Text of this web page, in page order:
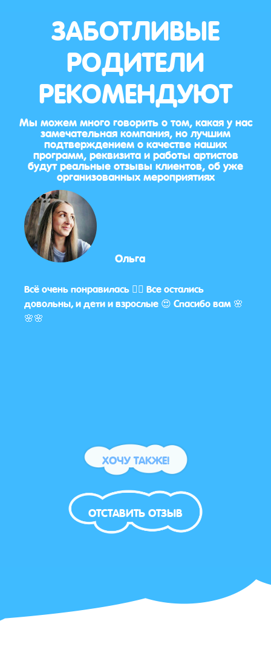
ЗАБОТЛИВЫЕ
РОДИТЕЛИ
РЕКОМЕНДУЮТ
Мы можем много говорить о том, какая у нас
замечательная компания, но лучшим
подтверждением о качестве наших
программ, реквизита и работы артистов
будут реальные отзывы клиентов, об уже
организованных мероприятиях
Ольга
Всё очень понравилась 👌🏼 Все остались
довольны, и дети и взрослые 😍 Спасибо вам 🌸
🌸🌸
ХОЧУ ТАКЖЕ!
ОТСТАВИТЬ ОТЗЫВ